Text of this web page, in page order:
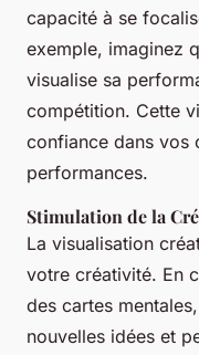
capacité à se
exemple, imaginez
visualise sa
compétition. Cette
confiance dans vos
performances.
Stimulation de la
La visualisation
votre créativité. En
des cartes
nouvelles idées et